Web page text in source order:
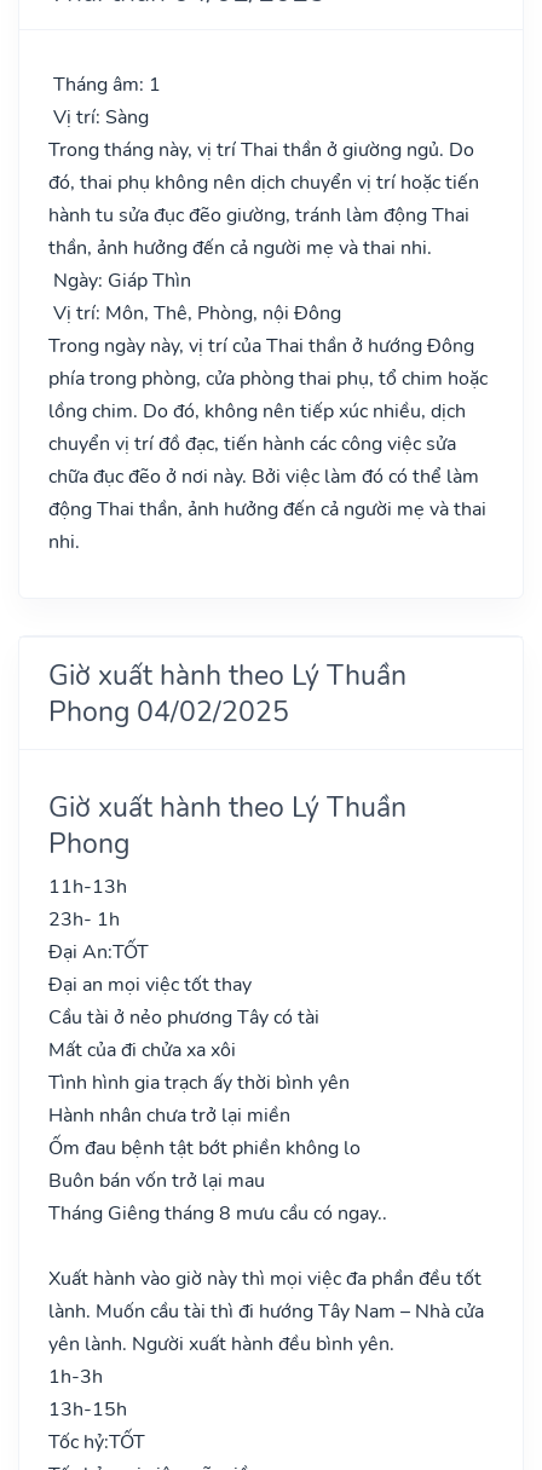
Tháng âm: 1
Vị trí: Sàng
Trong tháng này, vị trí Thai thần ở giường ngủ. Do
đó, thai phụ không nên dịch chuyển vị trí hoặc tiến
hành tu sửa đục đẽo giường, tránh làm động Thai
thần, ảnh hưởng đến cả người mẹ và thai nhi.
Ngày: Giáp Thìn
Vị trí: Môn, Thê, Phòng, nội Đông
Trong ngày này, vị trí của Thai thần ở hướng Đông
phía trong phòng, cửa phòng thai phụ, tổ chim hoặc
lồng chim. Do đó, không nên tiếp xúc nhiều, dịch
chuyển vị trí đồ đạc, tiến hành các công việc sửa
chữa đục đẽo ở nơi này. Bởi việc làm đó có thể làm
động Thai thần, ảnh hưởng đến cả người mẹ và thai
nhi.
Giờ xuất hành theo Lý Thuần
Phong 04/02/2025
Giờ xuất hành theo Lý Thuần
Phong
11h-13h
23h- 1h
Đại An:TỐT
Đại an mọi việc tốt thay
Cầu tài ở nẻo phương Tây có tài
Mất của đi chửa xa xôi
Tình hình gia trạch ấy thời bình yên
Hành nhân chưa trở lại miền
Ốm đau bệnh tật bớt phiền không lo
Buôn bán vốn trở lại mau
Tháng Giêng tháng 8 mưu cầu có ngay..
Xuất hành vào giờ này thì mọi việc đa phần đều tốt
lành. Muốn cầu tài thì đi hướng Tây Nam – Nhà cửa
yên lành. Người xuất hành đều bình yên.
1h-3h
13h-15h
Tốc hỷ:TỐT